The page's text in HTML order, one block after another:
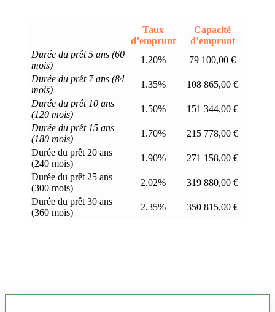
Taux
d’emprunt
Capacité
d’emprunt
Durée du prêt 5 ans (60
mois)
1.20%
79 100,00 €
Durée du prêt 7 ans (84
mois)
1.35%
108 865,00 €
Durée du prêt 10 ans
(120 mois)
1.50%
151 344,00 €
Durée du prêt 15 ans
(180 mois)
1.70%
215 778,00 €
Durée du prêt 20 ans
(240 mois)
1.90%
271 158,00 €
Durée du prêt 25 ans
(300 mois)
2.02%
319 880,00 €
Durée du prêt 30 ans
(360 mois)
2.35% 350 815,00 €